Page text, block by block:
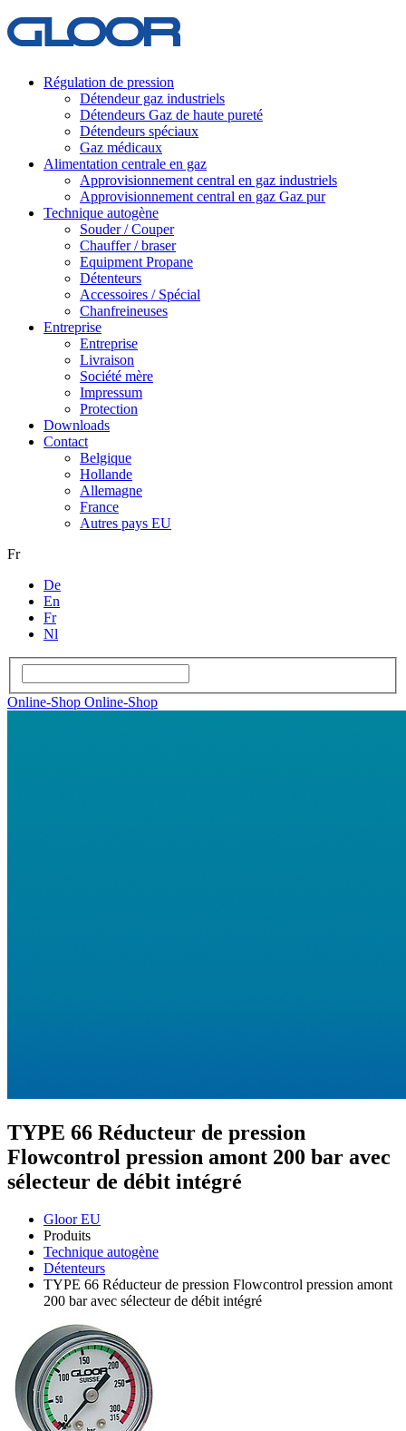
Régulation de pression
Détendeur gaz industriels
Détendeurs Gaz de haute pureté
Détendeurs spéciaux
Gaz médicaux
Alimentation centrale en gaz
Approvisionnement central en gaz industriels
Approvisionnement central en gaz Gaz pur
Technique autogène
Souder / Couper
Chauffer / braser
Equipment Propane
Détenteurs
Accessoires / Spécial
Chanfreineuses
Entreprise
Entreprise
Livraison
Société mère
Impressum
Protection
Downloads
Contact
Belgique
Hollande
Allemagne
France
Autres pays EU
Fr
De
En
Fr
Nl
Online-Shop Online-Shop
TYPE 66 Réducteur de pression
Flowcontrol pression amont 200 bar avec
sélecteur de débit intégré
Gloor EU
Produits
Technique autogène
Détenteurs
TYPE 66 Réducteur de pression Flowcontrol pression amont
200 bar avec sélecteur de débit intégré